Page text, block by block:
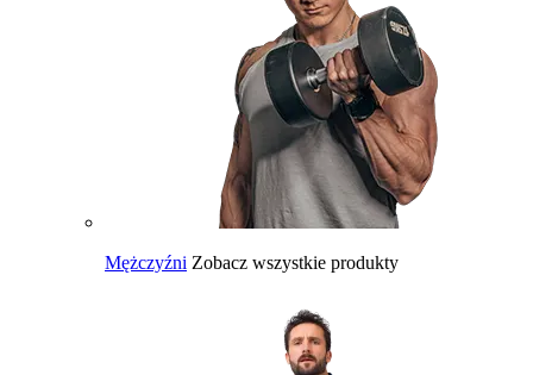
Mężczyźni Zobacz wszystkie produkty